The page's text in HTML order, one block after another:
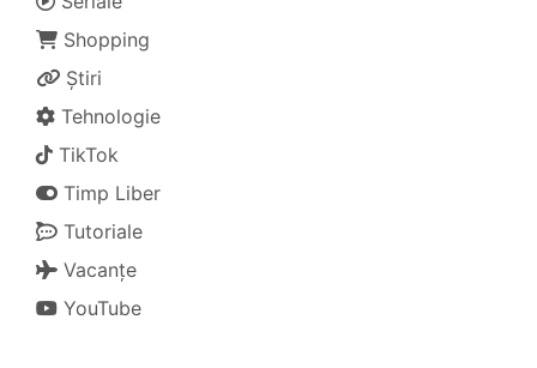
Shopping
Știri
Tehnologie
TikTok
Timp Liber
Tutoriale
Vacanțe
YouTube